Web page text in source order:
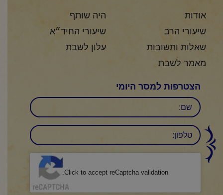
אודות
היה שותף
שיעורי הרב
שיעורי החיד״א
שאלות ותשובות
עלון לשבת
מאמר לשבת
הצטרפות למסר היומי
שם
טלפון:
Click to accept reCaptcha validation.